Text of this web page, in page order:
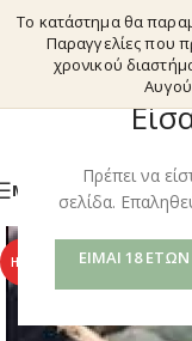
Πρέπει να
σελίδα.
ΕΊΜΑΙ 18
Το κατάστημα θα
Παραγγελίες που
χρονικού
ΜΕΝΟΎ
HOT